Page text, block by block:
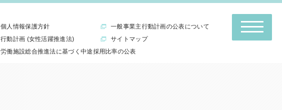
個人情報保護方針
一般事業主行動計画の公表について
行動計画 (女性活躍推進法)
サイトマップ
労働施設総合推進法に基づく中途採用比率の公表